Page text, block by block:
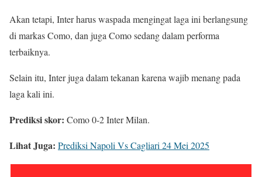
Akan tetapi, Inter harus waspada mengingat laga ini berlangsung
di markas Como, dan juga Como sedang dalam performa
terbaiknya.
Selain itu, Inter juga dalam tekanan karena wajib menang pada
laga kali ini.
Prediksi skor: Como 0-2 Inter Milan.
Lihat Juga: Prediksi Napoli Vs Cagliari 24 Mei 2025